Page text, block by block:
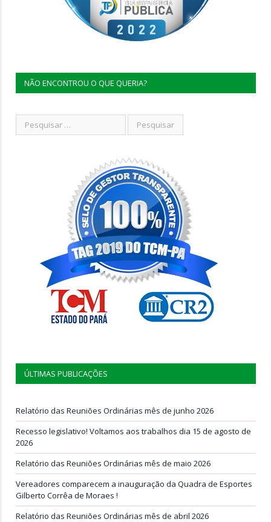
NÃO ENCONTROU O QUE QUERIA?
ÚLTIMAS PUBLICAÇÕES
Relatório das Reuniões Ordinárias mês de junho 2026
Recesso legislativo! Voltamos aos trabalhos dia 15 de agosto de
2026
Relatório das Reuniões Ordinárias mês de maio 2026
Vereadores comparecem a inauguração da Quadra de Esportes
Gilberto Corrêa de Moraes !
Relatório das Reuniões Ordinárias mês de abril 2026